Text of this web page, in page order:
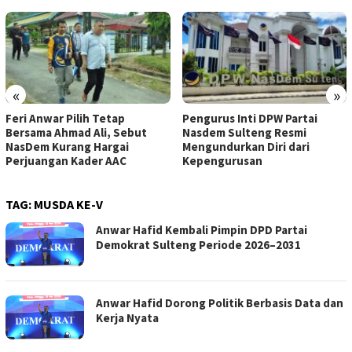
« »
Feri Anwar Pilih Tetap
Bersama Ahmad Ali, Sebut
NasDem Kurang Hargai
Perjuangan Kader AAC
Pengurus Inti DPW Partai
Nasdem Sulteng Resmi
Mengundurkan Diri dari
Kepengurusan
TAG: MUSDA KE-V
Anwar Hafid Kembali Pimpin DPD Partai
Demokrat Sulteng Periode 2026–2031
Anwar Hafid Dorong Politik Berbasis Data dan
Kerja Nyata